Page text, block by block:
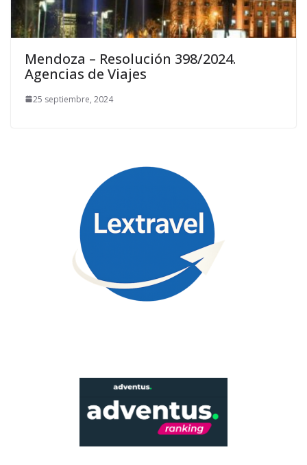
Mendoza – Resolución 398/2024.
Agencias de Viajes
25 septiembre, 2024